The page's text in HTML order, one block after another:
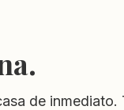
de inmediato.